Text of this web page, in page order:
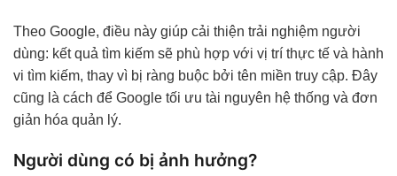
Theo Google, điều này giúp cải thiện trải nghiệm người
dùng: kết quả tìm kiếm sẽ phù hợp với vị trí thực tế và hành
vi tìm kiếm, thay vì bị ràng buộc bởi tên miền truy cập. Đây
cũng là cách để Google tối ưu tài nguyên hệ thống và đơn
giản hóa quản lý.
Người dùng có bị ảnh hưởng?